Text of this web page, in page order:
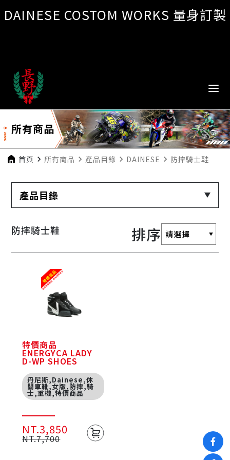
DAINESE COSTOM WORKS 量身訂製
所有商品
首頁 navigate_next 所有商品 navigate_next 產品目錄 navigate_next DAINESE navigate_next 防摔騎士鞋
產品目錄
防摔騎士鞋 排序
特價商品
ENERGYCA LADY
D-WP SHOES
丹尼斯,Dainese,休
閒車靴,女版,防摔,騎
士,重機,特價商品
NT.7,700
NT.3,850